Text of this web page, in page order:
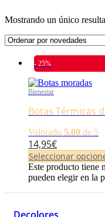
Mostrando un único
- 25%
Bienestar
Botas Térmicas
Valorado 5.00 de 5
14,95€
Seleccionar
Este producto tiene
pueden elegir en la